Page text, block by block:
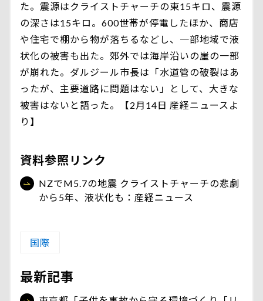
た。震源はクライストチャーチの東15キロ、震源
の深さは15キロ。600世帯が停電したほか、商店
や住宅で棚から物が落ちるなどし、一部地域で液
状化の被害も出た。郊外では海岸沿いの崖の一部
が崩れた。ダルジール市長は「水道管の破裂はあ
ったが、主要道路に問題はない」として、大きな
被害はないと語った。【2月14日 産経ニュースよ
り】
資料参照リンク
NZでM5.7の地震 クライストチャーチの悲劇
から5年、液状化も：産経ニュース
国際
最新記事